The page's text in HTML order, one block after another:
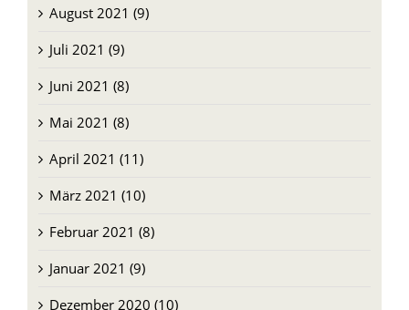
August 2021 (9)
Juli 2021 (9)
Juni 2021 (8)
Mai 2021 (8)
April 2021 (11)
März 2021 (10)
Februar 2021 (8)
Januar 2021 (9)
Dezember 2020 (10)